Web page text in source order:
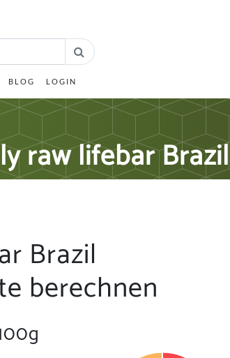
BLOG LOGIN
raw lifebar Brazil
Brazil
berechnen